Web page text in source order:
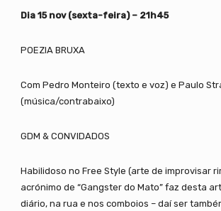
Dia 15 nov (sexta-feira) – 21h45
POEZIA BRUXA
Com Pedro Monteiro (texto e voz) e Paulo
(música/contrabaixo)
GDM & CONVIDADOS
Habilidoso no Free Style (arte de improvisar
acrónimo de “Gangster do Mato” faz desta
diário, na rua e nos comboios – daí ser